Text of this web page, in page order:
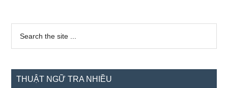
Sidebar
chính
...
THUẬT NGỮ TRA NHIỀU